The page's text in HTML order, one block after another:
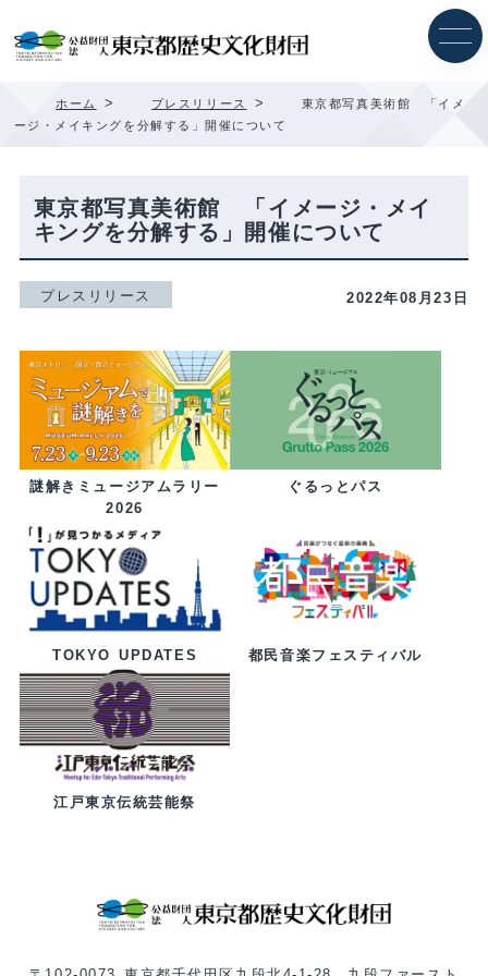
ホーム > プレスリリース >
東京都写真美術館 「イメ
ージ・メイキングを分解する」開催について
東京都写真美術館 「イメージ・メイ
キングを分解する」開催について
プレスリリース 2022年08月23日
謎解きミュージアムラリー
2026
ぐるっとパス
TOKYO UPDATES 都民音楽フェスティバル
江戸東京伝統芸能祭